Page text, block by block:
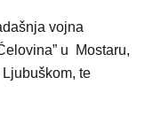
vojna
u
Mostaru,
te